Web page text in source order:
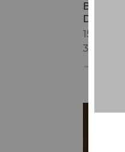
Boucles
DRAMA
15.000
32.000